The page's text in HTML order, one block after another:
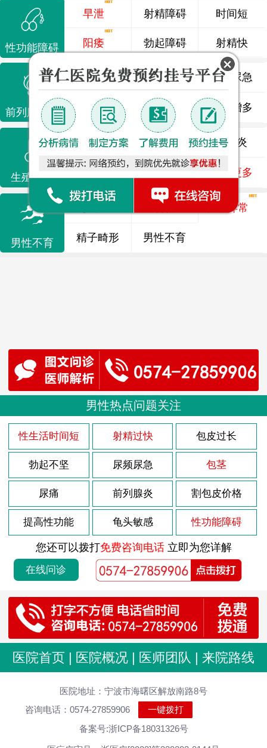
性功能障碍
早泄
阳痿
射精障碍
勃起障碍
时间短
射精快
前列腺疾病
前列腺炎 前列腺痛 尿频尿急
前列腺增生 排尿不畅 夜尿增多
生殖感染
龟头炎 睾丸炎 尿道炎
了解更多
男性不育
弱精 精液异常
精子畸形 男性不育
男性热点问题关注
性生活时间短 射精过快 包皮过长
勃起不坚 尿频尿急 包茎
尿痛 前列腺炎 割包皮价格
提高性功能 龟头敏感 性功能障碍
您还可以拨打免费咨询电话立即为您详解
在线问诊
医院首页 | 医院概况 | 医师团队 | 来院路线
医院地址：宁波市海曙区解放南路8号
咨询电话：0574-27859906
一键拨打
备案号:浙ICP备18031326号